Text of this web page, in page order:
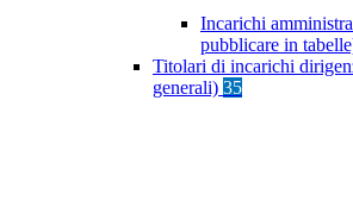
Incarichi
pubblicare in
Titolari di incarichi
generali) 35